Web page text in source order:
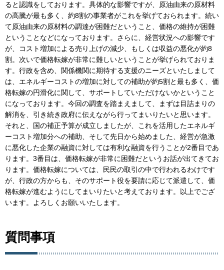
ると認識をしております。具体的な影響ですが、原油由来の原材料
の高騰が最も多く、約8割の事業者がこれを挙げておられます。続い
て原油由来の原材料の調達が困難だということ、価格の維持が困難
ということなどになっております。さらに、経営状況への影響です
が、コスト増加による売り上げの減少、もしくは収益の悪化が約8
割。次いで価格転嫁が非常に難しいということが挙げられておりま
す。行政を含め、関係機関に期待する支援のニーズといたしまして
は、エネルギーコストの増加に対しての補助が約5割と最も多く、価
格転嫁の円滑化に関して、サポートしていただけないかということ
になっております。今回の調査を踏まえまして、まずは目詰まりの
解消を、引き続き政府に伝えながら行ってまいりたいと思います。
それと、国の補正予算が成立しましたが、これを活用したエネルギ
ーコスト増加分への補助、そして先日から始めました、経営が急激
に悪化した企業の融資に対しては有利な融資を行うことが2番目であ
ります。3番目は、価格転嫁が非常に困難だというお話が出てきてお
ります。価格転嫁については、民民の取引の中で行われるわけです
が、行政の方からも、そのサポート役を要請に応じて派遣して、価
格転嫁が進むようにしてまいりたいと考えております。以上でござ
います。よろしくお願いいたします。
質問事項